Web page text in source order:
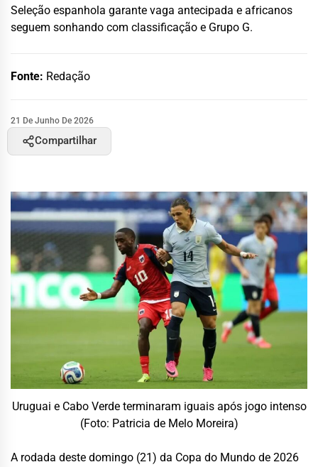
Seleção espanhola garante vaga antecipada e africanos
seguem sonhando com classificação e Grupo G.
Fonte: Redação
21 De Junho De 2026
Compartilhar
Uruguai e Cabo Verde terminaram iguais após jogo intenso
(Foto: Patricia de Melo Moreira)
A rodada deste domingo (21) da Copa do Mundo de 2026